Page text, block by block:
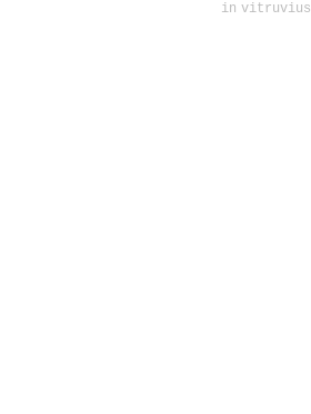
in vitruvius